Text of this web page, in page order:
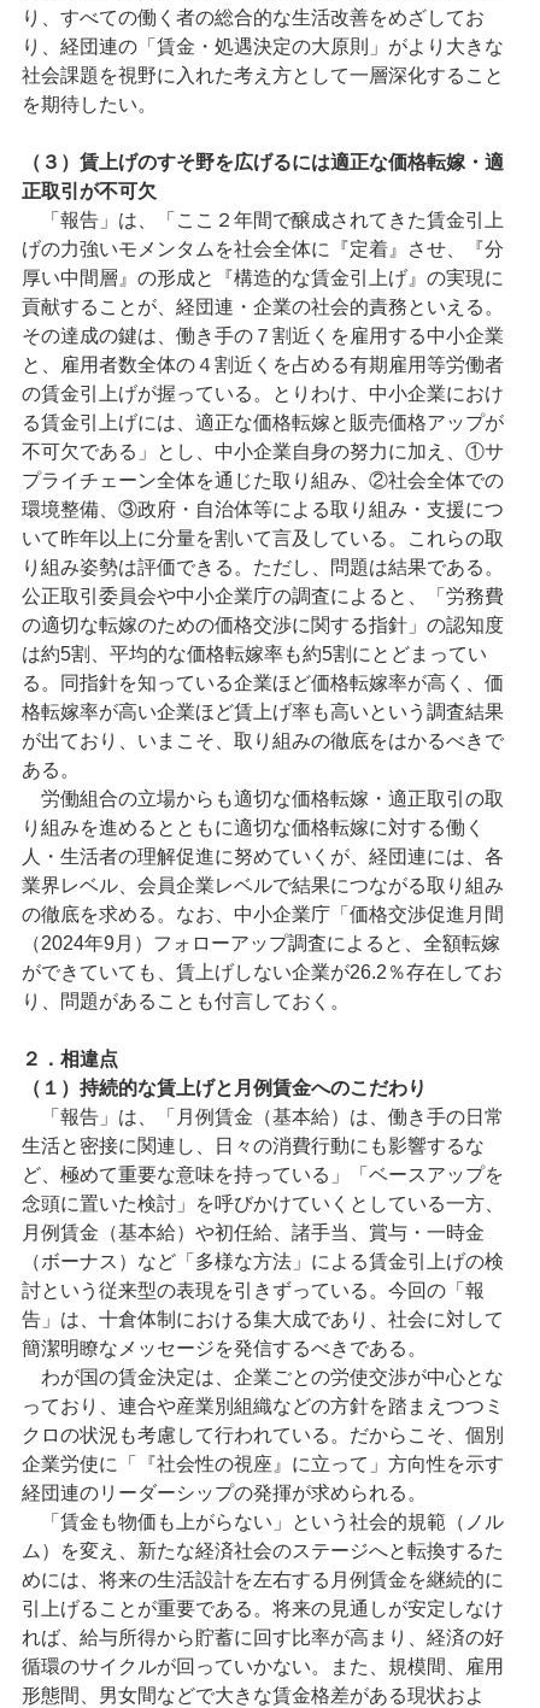
り、すべての働く者の総合的な生活改善をめざしてお
り、経団連の「賃金・処遇決定の大原則」がより大きな
社会課題を視野に入れた考え方として一層深化すること
を期待したい。
（３）賃上げのすそ野を広げるには適正な価格転嫁・適
正取引が不可欠
「報告」は、「ここ２年間で醸成されてきた賃金引上
げの力強いモメンタムを社会全体に『定着』させ、『分
厚い中間層』の形成と『構造的な賃金引上げ』の実現に
貢献することが、経団連・企業の社会的責務といえる。
その達成の鍵は、働き手の７割近くを雇用する中小企業
と、雇用者数全体の４割近くを占める有期雇用等労働者
の賃金引上げが握っている。とりわけ、中小企業におけ
る賃金引上げには、適正な価格転嫁と販売価格アップが
不可欠である」とし、中小企業自身の努力に加え、①サ
プライチェーン全体を通じた取り組み、②社会全体での
環境整備、③政府・自治体等による取り組み・支援につ
いて昨年以上に分量を割いて言及している。これらの取
り組み姿勢は評価できる。ただし、問題は結果である。
公正取引委員会や中小企業庁の調査によると、「労務費
の適切な転嫁のための価格交渉に関する指針」の認知度
は約5割、平均的な価格転嫁率も約5割にとどまってい
る。同指針を知っている企業ほど価格転嫁率が高く、価
格転嫁率が高い企業ほど賃上げ率も高いという調査結果
が出ており、いまこそ、取り組みの徹底をはかるべきで
ある。
労働組合の立場からも適切な価格転嫁・適正取引の取
り組みを進めるとともに適切な価格転嫁に対する働く
人・生活者の理解促進に努めていくが、経団連には、各
業界レベル、会員企業レベルで結果につながる取り組み
の徹底を求める。なお、中小企業庁「価格交渉促進月間
（2024年9月）フォローアップ調査によると、全額転嫁
ができていても、賃上げしない企業が26.2％存在してお
り、問題があることも付言しておく。
２．相違点
（１）持続的な賃上げと月例賃金へのこだわり
「報告」は、「月例賃金（基本給）は、働き手の日常
生活と密接に関連し、日々の消費行動にも影響するな
ど、極めて重要な意味を持っている」「ベースアップを
念頭に置いた検討」を呼びかけていくとしている一方、
月例賃金（基本給）や初任給、諸手当、賞与・一時金
（ボーナス）など「多様な方法」による賃金引上げの検
討という従来型の表現を引きずっている。今回の「報
告」は、十倉体制における集大成であり、社会に対して
簡潔明瞭なメッセージを発信するべきである。
わが国の賃金決定は、企業ごとの労使交渉が中心とな
っており、連合や産業別組織などの方針を踏まえつつミ
クロの状況も考慮して行われている。だからこそ、個別
企業労使に「『社会性の視座』に立って」方向性を示す
経団連のリーダーシップの発揮が求められる。
「賃金も物価も上がらない」という社会的規範（ノル
ム）を変え、新たな経済社会のステージへと転換するた
めには、将来の生活設計を左右する月例賃金を継続的に
引上げることが重要である。将来の見通しが安定しなけ
れば、給与所得から貯蓄に回す比率が高まり、経済の好
循環のサイクルが回っていかない。また、規模間、雇用
形態間、男女間などで大きな賃金格差がある現状およ